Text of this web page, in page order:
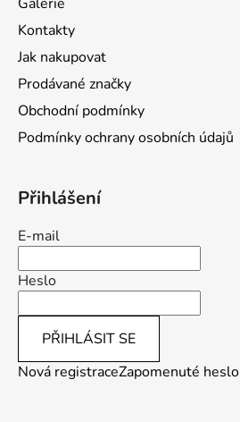
Kontakty
Jak nakupovat
Prodávané značky
Obchodní podmínky
Podmínky ochrany osobních údajů
Přihlášení
E-mail
Heslo
PŘIHLÁSIT SE
Nová registraceZapomenuté heslo